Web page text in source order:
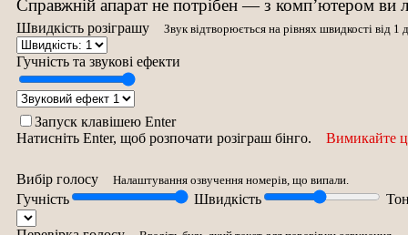
Справжній апарат не потрібен — з комп’ютером ви
Швидкість розіграшу Звук відтворюється на рівнях швидкості від 1
Гучність та звукові ефекти
Запуск клавішею Enter
Натисніть Enter, щоб розпочати розіграш бінго. Вимикайте
Вибір голосу Налаштування озвучення номерів, що випали.
Гучність Швидкість